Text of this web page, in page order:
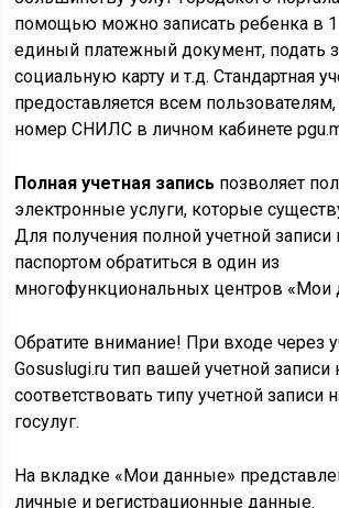
помощью можно записать ребенка в 1
единый платежный документ, подать
социальную карту и т.д. Стандартная
предоставляется всем
номер СНИЛС в личном кабинете
Полная учетная запись позволяет
электронные услуги, которые
Для получения полной учетной
паспортом обратиться в один из
многофункциональных центров «Мои
Обратите внимание! При входе через
Gosuslugi.ru тип вашей учетной записи
соответствовать типу учетной записи
госулуг.
На вкладке «Мои данные»
личные и регистрационные данные.